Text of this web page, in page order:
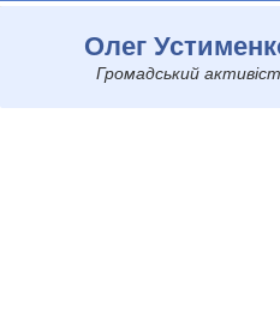
Олег
Громадський активіст